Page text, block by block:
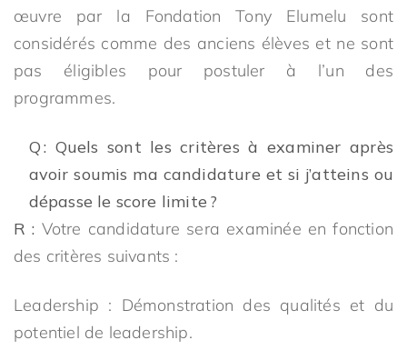
œuvre par la Fondation Tony Elumelu sont
considérés comme des anciens élèves et ne sont
pas éligibles pour postuler à l’un des
programmes.
Q : Quels sont les critères à examiner après
avoir soumis ma candidature et si j’atteins ou
dépasse le score limite ?
R : Votre candidature sera examinée en fonction
des critères suivants :
Leadership : Démonstration des qualités et du
potentiel de leadership.